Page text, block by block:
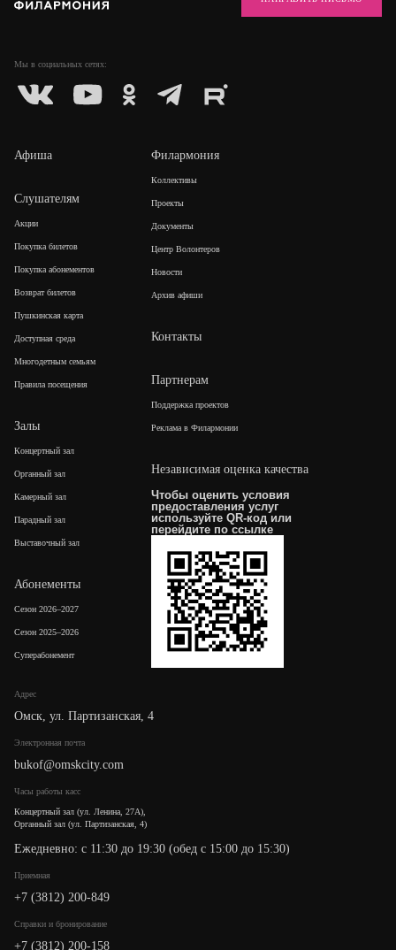
Мы в социальных сетях:
Адрес
Омск, ул. Партизанская, 4
Электронная почта
bukof@omskcity.com
Часы работы касс
Концертный зал (ул. Ленина, 27А),
Органный зал (ул. Партизанская, 4)
Ежедневно: с 11:30 до 19:30 (обед с 15:00 до 15:30)
Приемная
+7 (3812) 200-849
Cправки и бронирование
+7 (3812) 200-158
Афиша
Слушателям
Акции
Покупка билетов
Покупка абонементов
Возврат билетов
Пушкинская карта
Доступная среда
Многодетным семьям
Правила посещения
Залы
Концертный зал
Органный зал
Камерный зал
Парадный зал
Выставочный зал
Абонементы
Сезон 2026–2027
Сезон 2025–2026
Суперабонемент
Филармония
Коллективы
Проекты
Документы
Центр Волонтеров
Новости
Архив афиши
Контакты
Партнерам
Поддержка проектов
Реклама в Филармонии
Независимая оценка качества
Чтобы оценить условия
предоставления услуг
используйте QR-код или
перейдите по ссылке